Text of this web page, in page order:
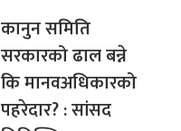
कानुन समिति
सरकारको ढाल बन्ने
कि मानवअधिकारको
पहरेदार? : सांसद